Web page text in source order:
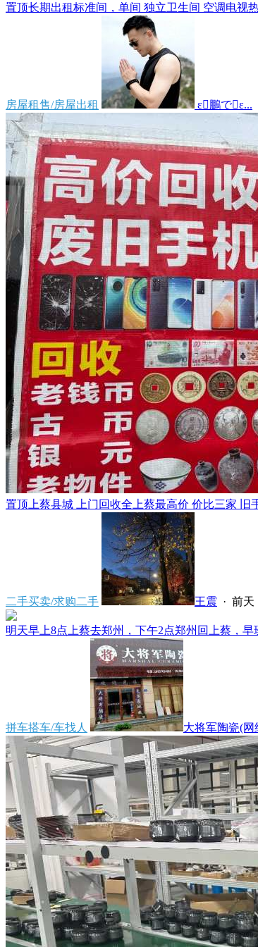
置顶长期出租标准间，单间 独立卫生间 空调电视
房屋租售/房屋出租  ε鵬でε...
置顶 上蔡县城 上门回收全上蔡最高价 价比三家 旧
二手买卖/求购二手 王震 · 前天
明天早上8点上蔡去郑州，下午2点郑州回上蔡，
拼车搭车/车找人 大将军陶瓷(网